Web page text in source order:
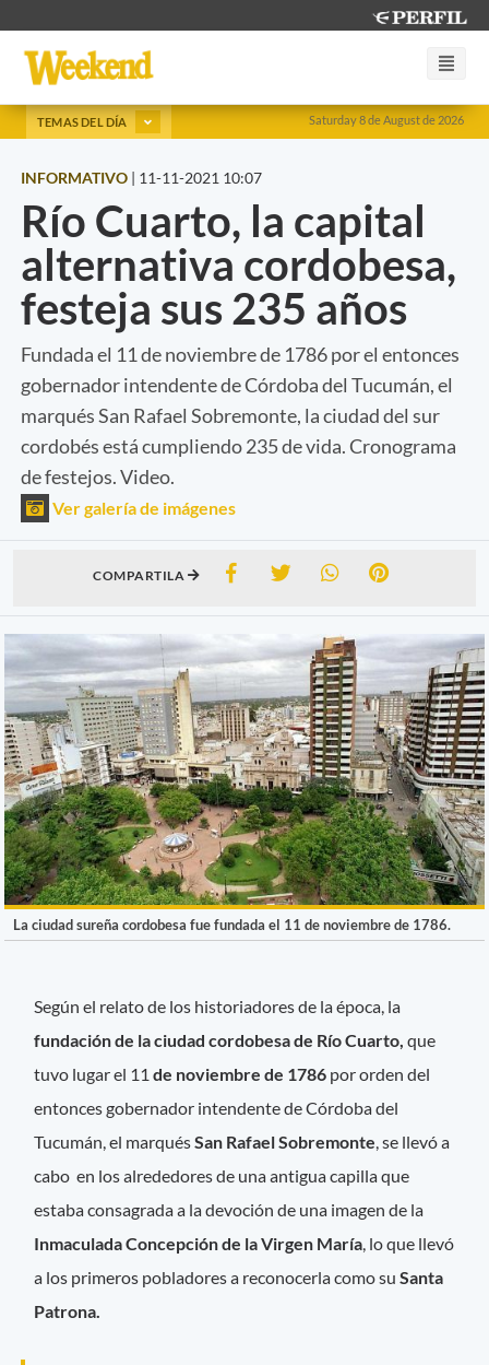
Saturday 8 de August de 2026
TEMAS DEL DÍA
INFORMATIVO | 11-11-2021 10:07
Río Cuarto, la capital
alternativa cordobesa,
festeja sus 235 años
Fundada el 11 de noviembre de 1786 por el entonces
gobernador intendente de Córdoba del Tucumán, el
marqués San Rafael Sobremonte, la ciudad del sur
cordobés está cumpliendo 235 de vida. Cronograma
de festejos. Video.
Ver galería de imágenes
COMPARTILA
La ciudad sureña cordobesa fue fundada el 11 de noviembre de 1786.
Según el relato de los historiadores de la época, la
fundación de la ciudad cordobesa de Río Cuarto,que
tuvo lugar el 11de noviembre de 1786 por orden del
entonces gobernador intendente de Córdoba del
Tucumán, el marquésSan Rafael Sobremonte , se llevó a
cabo en los alrededores de una antigua capilla que
estaba consagrada a la devoción de una imagen de la
Inmaculada Concepción de la Virgen María , lo que llevó
a los primeros pobladores a reconocerla como suSanta
Patrona.